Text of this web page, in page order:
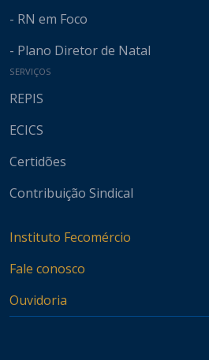
- RN em Foco
- Plano Diretor de Natal
SERVIÇOS
REPIS
ECICS
Certidões
Contribuição Sindical
Instituto Fecomércio
Fale conosco
Ouvidoria